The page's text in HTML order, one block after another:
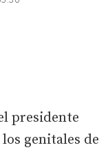
presidente
genitales de